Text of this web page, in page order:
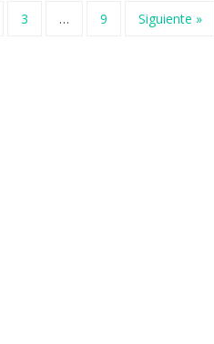
3 … 9 Siguiente »